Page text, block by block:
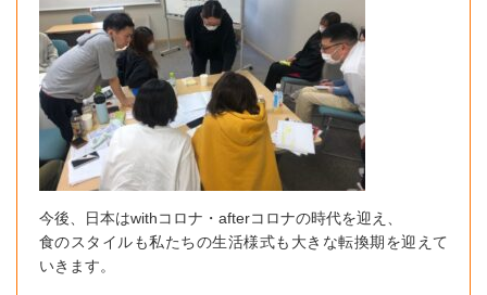
今後、日本はwithコロナ・afterコロナの時代を迎え、
食のスタイルも私たちの生活様式も大きな転換期を迎えて
いきます。